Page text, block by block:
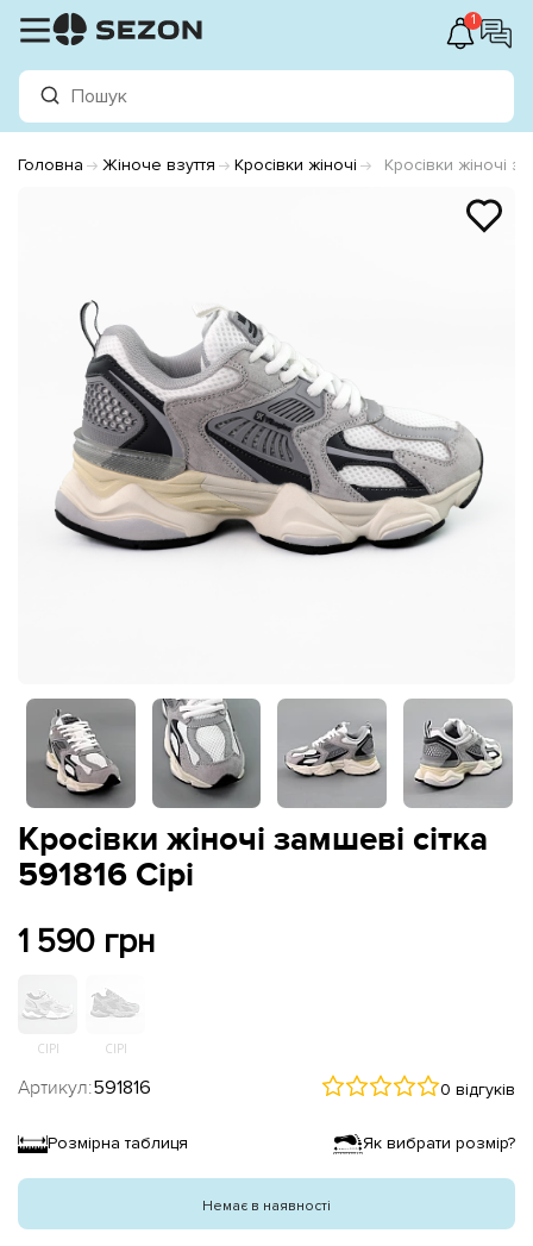
1
Головна Жіноче взуття Кросівки жіночі Кросівки жіночі
Кросівки жіночі замшеві сітка
591816 Сірі
1 590 грн
СІРІ СІРІ
Артикул:591816 0 відгуків
Розмірна таблиця Як вибрати розмір?
Немає в наявності